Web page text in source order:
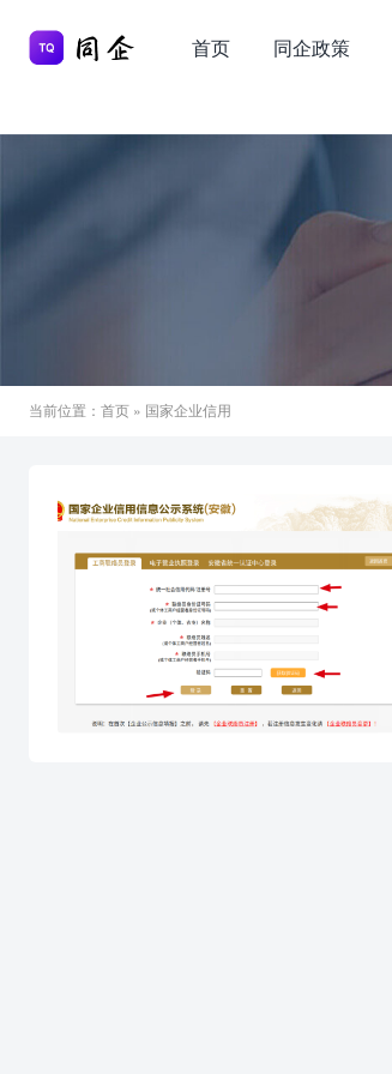
首页 同企政策
当前位置： 首页 » 国家企业信用